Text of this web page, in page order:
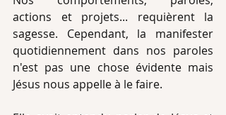
actions et projets... requièrent la
sagesse. Cependant, la manifester
quotidiennement dans nos paroles
n'est pas une chose évidente mais
Jésus nous appelle à le faire.